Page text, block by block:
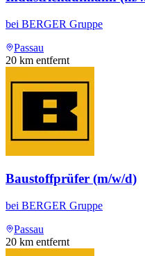
bei BERGER Gruppe
Passau
20 km entfernt
Baustoffprüfer (m/w/d)
bei BERGER Gruppe
Passau
20 km entfernt